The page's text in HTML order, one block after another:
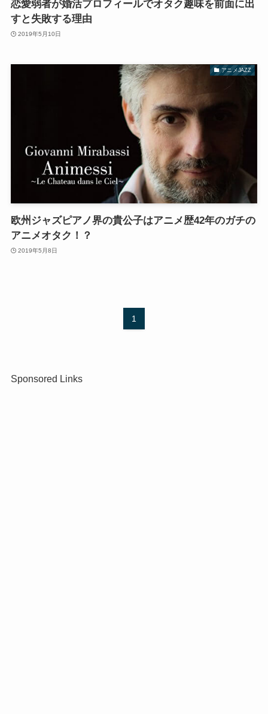
恋愛弱者が婚活プロフィールでオタク趣味を前面に出
すと失敗する理由
2019年5月10日
アニメJAZZ
欧州ジャズピアノ界の貴公子はアニメ歴42年のガチの
アニメオタク！？
2019年5月8日
1
Sponsored Links